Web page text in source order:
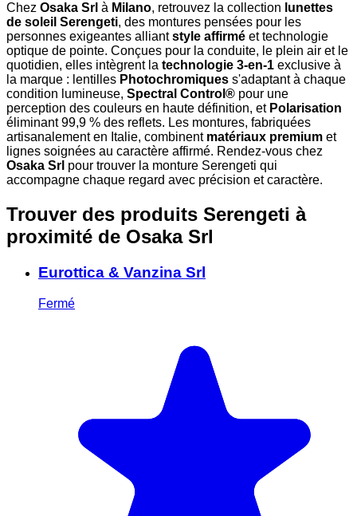
Chez Osaka Srl à Milano, retrouvez la collection lunettes
de soleil Serengeti, des montures pensées pour les
personnes exigeantes alliantstyle affirmé et technologie
optique de pointe. Conçues pour la conduite, le plein air et le
quotidien, elles intègrent la technologie 3-en-1 exclusive à
la marque : lentilles Photochromiques s'adaptant à chaque
condition lumineuse, Spectral Control® pour une
perception des couleurs en haute définition, et Polarisation
éliminant 99,9 % des reflets. Les montures, fabriquées
artisanalement en Italie, combinent matériaux premium et
lignes soignées au caractère affirmé. Rendez-vous chez
Osaka Srl pour trouver la monture Serengeti qui
accompagne chaque regard avec précision et caractère.
Trouver des produits Serengeti à
proximité de Osaka Srl
Eurottica & Vanzina Srl
Fermé